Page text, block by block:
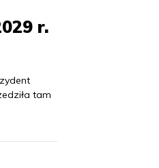
r.
tam